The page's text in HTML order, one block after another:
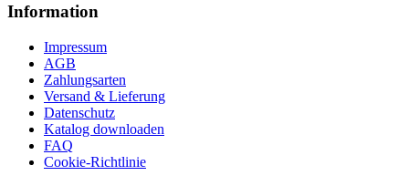
Information
Impressum
AGB
Zahlungsarten
Versand & Lieferung
Datenschutz
Katalog downloaden
FAQ
Cookie-Richtlinie